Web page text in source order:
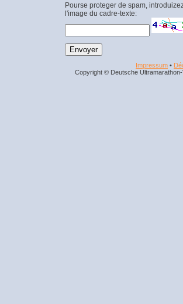
Pourse proteger de spam,
l'image du cadre-texte:
Impressum •
Copyright © Deutsche